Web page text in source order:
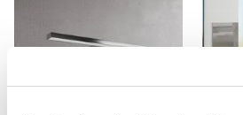
Incluso
Grigio